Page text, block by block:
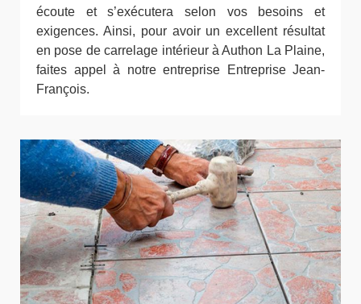
écoute et s’exécutera selon vos besoins et
exigences. Ainsi, pour avoir un excellent résultat
en pose de carrelage intérieur à Authon La Plaine,
faites appel à notre entreprise Entreprise Jean-
François.